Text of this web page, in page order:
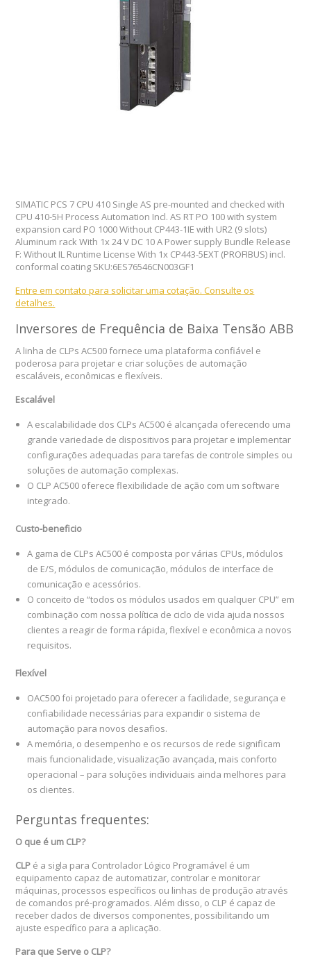
SIMATIC PCS 7 CPU 410 Single AS pre-mounted and checked with
CPU 410-5H Process Automation Incl. AS RT PO 100 with system
expansion card PO 1000 Without CP443-1IE with UR2 (9 slots)
Aluminum rack With 1x 24 V DC 10 A Power supply Bundle Release
F: Without IL Runtime License With 1x CP443-5EXT (PROFIBUS) incl.
conformal coating SKU:6ES76546CN003GF1
Entre em contato para solicitar uma cotação. Consulte os
detalhes.
Inversores de Frequência de Baixa Tensão ABB
A linha de CLPs AC500 fornece uma plataforma confiável e
poderosa para projetar e criar soluções de automação
escaláveis, econômicas e flexíveis.
Escalável
A escalabilidade dos CLPs AC500 é alcançada oferecendo uma
grande variedade de dispositivos para projetar e implementar
configurações adequadas para tarefas de controle simples ou
soluções de automação complexas.
O CLP AC500 oferece flexibilidade de ação com um software
integrado.
Custo-beneficio
A gama de CLPs AC500 é composta por várias CPUs, módulos
de E/S, módulos de comunicação, módulos de interface de
comunicação e acessórios.
O conceito de “todos os módulos usados ​​em qualquer CPU” em
combinação com nossa política de ciclo de vida ajuda nossos
clientes a reagir de forma rápida, flexível e econômica a novos
requisitos.
Flexível
OAC500 foi projetado para oferecer a facilidade, segurança e
confiabilidade necessárias para expandir o sistema de
automação para novos desafios.
A memória, o desempenho e os recursos de rede significam
mais funcionalidade, visualização avançada, mais conforto
operacional – para soluções individuais ainda melhores para
os clientes.
Perguntas frequentes:
O que é um CLP?
CLP é a sigla para Controlador Lógico Programável é um
equipamento capaz de automatizar, controlar e monitorar
máquinas, processos específicos ou linhas de produção através
de comandos pré-programados. Além disso, o CLP é capaz de
receber dados de diversos componentes, possibilitando um
ajuste específico para a aplicação.
Para que Serve o CLP?